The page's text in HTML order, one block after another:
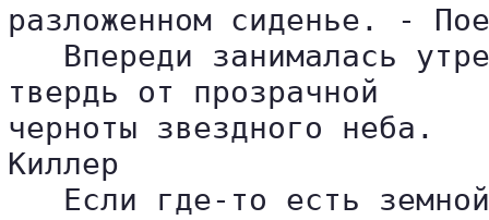
разложенном сиденье. -
Впереди занималась
твердь от прозрачной
черноты звездного неба.
Киллер
Если где-то есть